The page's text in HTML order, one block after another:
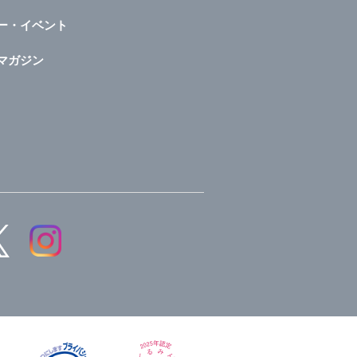
・イベント
ガジン